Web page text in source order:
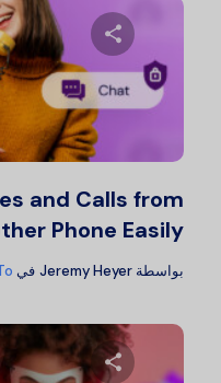
شارك هذا
and Calls from
Phone Easily &...
بواسطة Jeremy Heyer في